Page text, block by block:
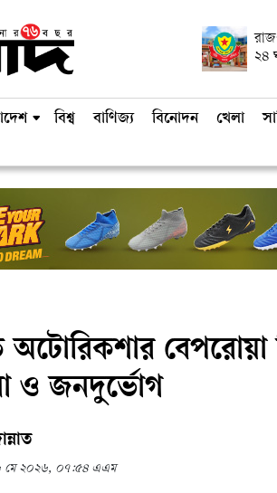
২৪
বিশ্ব বাণিজ্য বিনোদন খেলা
অটোরিকশার বেপরোয়া
ও জনদুর্ভোগ
মে ২০২৬, ০৭:৫৪ এএম